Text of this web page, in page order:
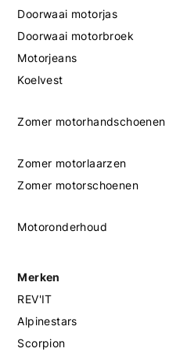
Doorwaai motorjas
Doorwaai motorbroek
Motorjeans
Koelvest
Zomer motorhandschoenen
Zomer motorlaarzen
Zomer motorschoenen
Motoronderhoud
Merken
REV'IT
Alpinestars
Scorpion